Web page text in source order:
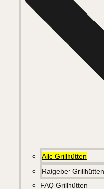
Alle Grillhütten
Ratgeber Grillhütten
FAQ Grillhütten